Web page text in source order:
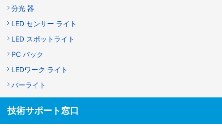
分光 器
LED センサー ライト
LED スポットライト
PC バック
LEDワーク ライト
バーライト
技術サポート窓口